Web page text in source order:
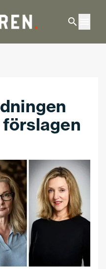
förslagen